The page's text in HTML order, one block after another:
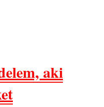
aki